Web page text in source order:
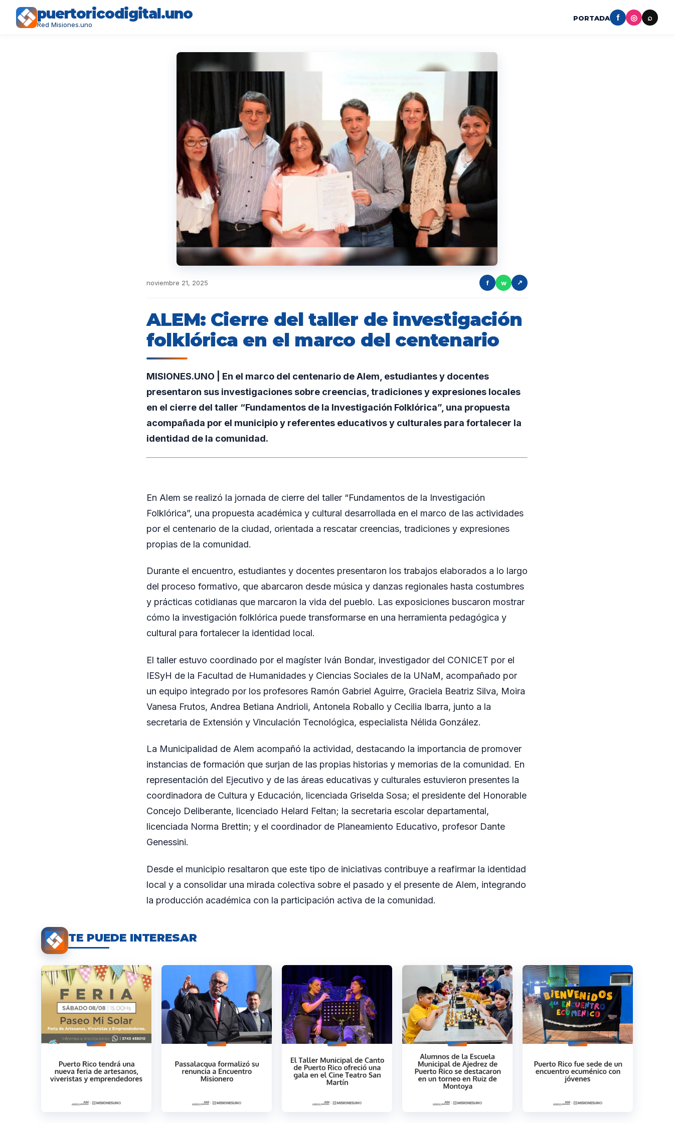
puertoricodigital.uno
Red Misiones.uno
PORTADA f ◎ ⌕
noviembre 21, 2025 f w ↗
ALEM: Cierre del taller de investigación
folklórica en el marco del centenario
MISIONES.UNO | En el marco del centenario de Alem, estudiantes y docentes
presentaron sus investigaciones sobre creencias, tradiciones y expresiones locales
en el cierre del taller “Fundamentos de la Investigación Folklórica”, una propuesta
acompañada por el municipio y referentes educativos y culturales para fortalecer la
identidad de la comunidad.
En Alem se realizó la jornada de cierre del taller “Fundamentos de la Investigación
Folklórica”, una propuesta académica y cultural desarrollada en el marco de las actividades
por el centenario de la ciudad, orientada a rescatar creencias, tradiciones y expresiones
propias de la comunidad.
Durante el encuentro, estudiantes y docentes presentaron los trabajos elaborados a lo largo
del proceso formativo, que abarcaron desde música y danzas regionales hasta costumbres
y prácticas cotidianas que marcaron la vida del pueblo. Las exposiciones buscaron mostrar
cómo la investigación folklórica puede transformarse en una herramienta pedagógica y
cultural para fortalecer la identidad local.
El taller estuvo coordinado por el magíster Iván Bondar, investigador del CONICET por el
IESyH de la Facultad de Humanidades y Ciencias Sociales de la UNaM, acompañado por
un equipo integrado por los profesores Ramón Gabriel Aguirre, Graciela Beatriz Silva, Moira
Vanesa Frutos, Andrea Betiana Andrioli, Antonela Roballo y Cecilia Ibarra, junto a la
secretaria de Extensión y Vinculación Tecnológica, especialista Nélida González.
La Municipalidad de Alem acompañó la actividad, destacando la importancia de promover
instancias de formación que surjan de las propias historias y memorias de la comunidad. En
representación del Ejecutivo y de las áreas educativas y culturales estuvieron presentes la
coordinadora de Cultura y Educación, licenciada Griselda Sosa; el presidente del Honorable
Concejo Deliberante, licenciado Helard Feltan; la secretaria escolar departamental,
licenciada Norma Brettin; y el coordinador de Planeamiento Educativo, profesor Dante
Genessini.
Desde el municipio resaltaron que este tipo de iniciativas contribuye a reafirmar la identidad
local y a consolidar una mirada colectiva sobre el pasado y el presente de Alem, integrando
la producción académica con la participación activa de la comunidad.
TE PUEDE INTERESAR